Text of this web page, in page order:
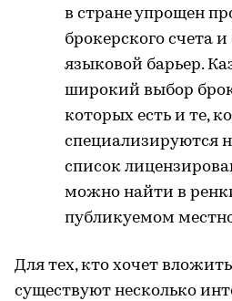
в стране упрощен
брокерского счета и
языковой барьер.
широкий выбор
которых есть и те,
специализируются
список
можно найти в
публикуемом
Для тех, кто хочет
существуют несколько